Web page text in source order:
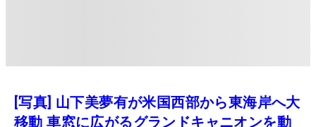
[写真] 山下美夢有が米国西部から東海岸へ大
移動 車窓に広がるグランドキャニオンを動